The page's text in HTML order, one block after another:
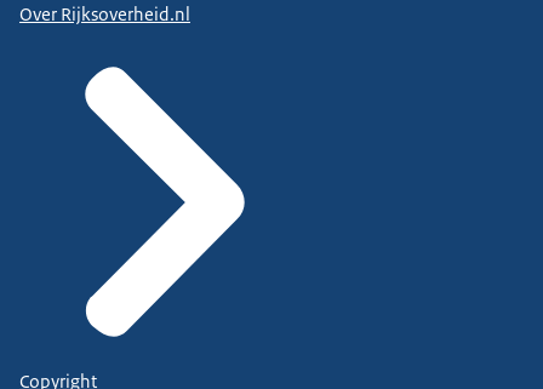
Over Rijksoverheid.nl
Copyright